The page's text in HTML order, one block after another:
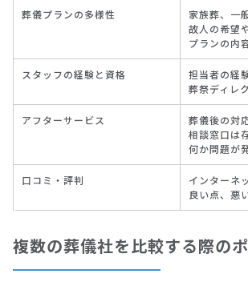
葬儀プランの多様性
家族葬、一
故人の希望
プランの内
スタッフの経験と資格
担当者の経
葬祭ディレ
アフターサービス
葬儀後の対
相談窓口は
何か問題が
口コミ・評判
インターネ
良い点、悪
複数の葬儀社を比較する際の